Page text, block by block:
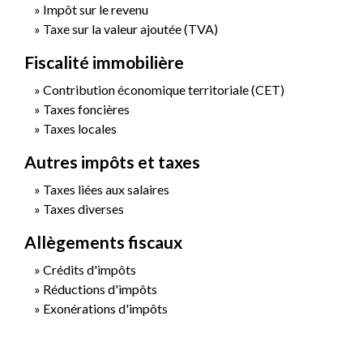
Impôt sur le revenu
Taxe sur la valeur ajoutée (TVA)
Fiscalité immobilière
Contribution économique territoriale (CET)
Taxes foncières
Taxes locales
Autres impôts et taxes
Taxes liées aux salaires
Taxes diverses
Allègements fiscaux
Crédits d'impôts
Réductions d'impôts
Exonérations d'impôts